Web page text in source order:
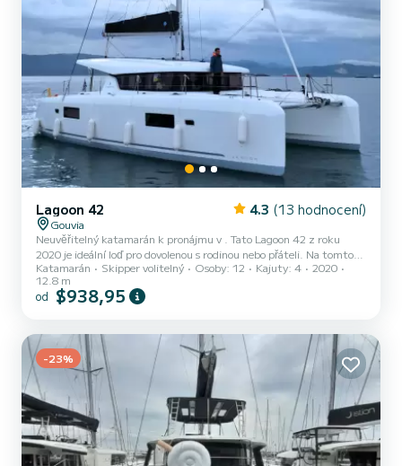
Lagoon 42 4.3 (13 hodnocení)
Gouvia
Neuvěřitelný katamarán k pronájmu v . Tato Lagoon 42 z roku
2020 je ideální loď pro dovolenou s rodinou nebo přáteli. Na tomto
13metrovém katamaránu budete mít výjimečnou plavbu. Při
plavbě budete moci ubytovat až 12 cestujících a využít její 4 kajuty
s úplným pohodlím. Pro vaše pohodlí má Athina 4 toalety se sprchou
Výrobník vody, Elektrický naviják. Ne...
Katamarán Skipper volitelný Osoby: 12 Kajuty: 4
2020
12.8 m
od $938,95
-23%